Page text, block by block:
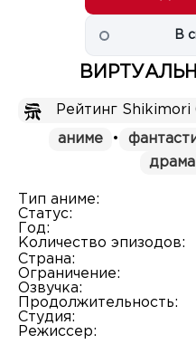
В
Рейтинг Shikimori
аниме •
драма
Тип аниме:
Статус:
Год:
Количество эпизодов:
Страна:
Ограничение:
Озвучка:
Продолжительность:
Студия:
Режиссер: